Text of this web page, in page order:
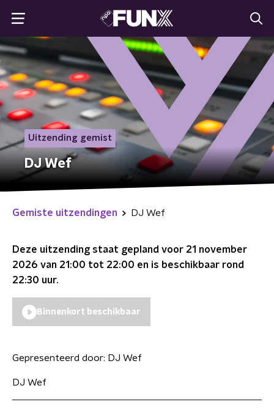
Uitzending gemist
DJ Wef
Gemiste uitzendingen DJ Wef
Deze uitzending staat gepland voor 21 november
2026 van 21:00 tot 22:00 en is beschikbaar rond
22:30 uur.
Binnenkort beschikbaar
Gepresenteerd door: DJ Wef
DJ Wef